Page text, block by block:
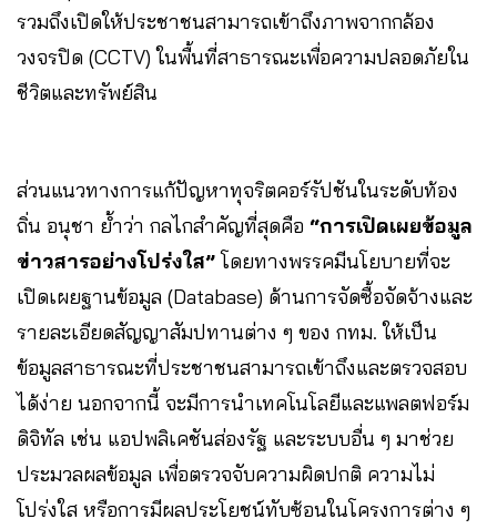
รวมถึงเปิดให้ประชาชนสามารถเข้าถึงภาพจากกล้อง
วงจรปิด (CCTV) ในพื้นที่สาธารณะเพื่อความปลอดภัยใน
ชีวิตและทรัพย์สิน
ส่วนแนวทางการแก้ปัญหาทุจริตคอร์รัปชันในระดับท้อง
ถิ่น อนุชา ย้ำว่า กลไกสำคัญที่สุดคือ “การเปิดเผยข้อมูล
ข่าวสารอย่างโปร่งใส”โดยทางพรรคมีนโยบายที่จะ
เปิดเผยฐานข้อมูล (Database) ด้านการจัดซื้อจัดจ้างและ
รายละเอียดสัญญาสัมปทานต่าง ๆ ของ กทม. ให้เป็น
ข้อมูลสาธารณะที่ประชาชนสามารถเข้าถึงและตรวจสอบ
ได้ง่าย นอกจากนี้ จะมีการนำเทคโนโลยีและแพลตฟอร์ม
ดิจิทัล เช่น แอปพลิเคชันส่องรัฐ และระบบอื่น ๆ มาช่วย
ประมวลผลข้อมูล เพื่อตรวจจับความผิดปกติ ความไม่
โปร่งใส หรือการมีผลประโยชน์ทับซ้อนในโครงการต่าง ๆ